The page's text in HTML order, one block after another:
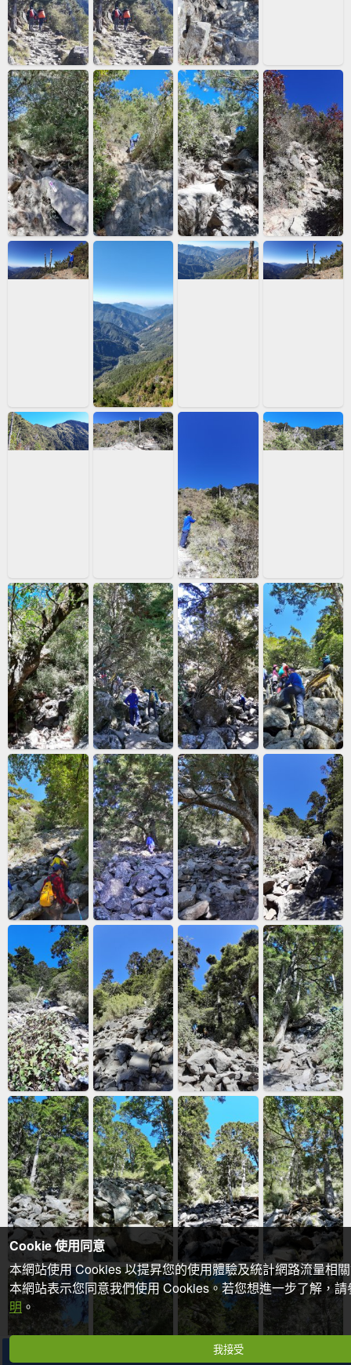
分享
Cookie 使用同意
本網站使用 Cookies 以提昇您的使用體驗及統計網路流量相
本網站表示您同意我們使用 Cookies。若您想進一步了解，
明 。
我接受